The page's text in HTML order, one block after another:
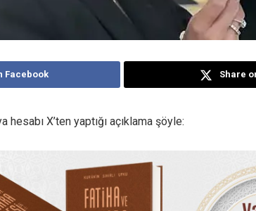
Facebook Share
X’ten yaptığı açıklama şöyle: